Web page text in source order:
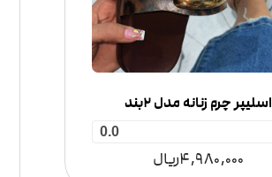
اسلیپر چرم زنانه مدل 2بند
0.0
4,980,000ریال